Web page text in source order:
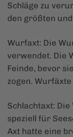
Schläge zu
den größten
Wurfaxt: Die
verwendet. Die
Feinde, bevor
zogen.
Schlachtaxt:
speziell für
Axt hatte eine